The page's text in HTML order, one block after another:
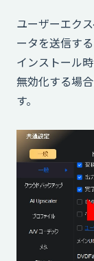
ユーザーエク
ータを送信する
インストール
無効化する場
す。